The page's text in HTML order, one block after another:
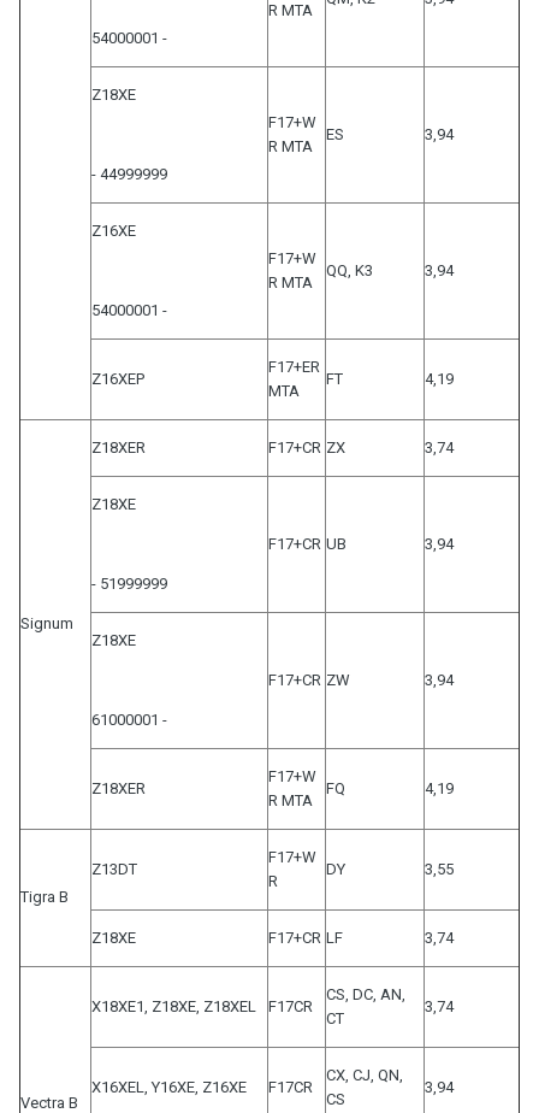
54000001 -
R MTA
Z18XE
- 44999999
F17+W
R MTA
ES 3,94
Z16XE
54000001 -
F17+W
R MTA
QQ, K3 3,94
Z16XEP
F17+ER
MTA
FT 4,19
Signum
Z18XER F17+CR ZX 3,74
Z18XE
- 51999999
F17+CR UB 3,94
Z18XE
61000001 -
F17+CR ZW 3,94
Z18XER
F17+W
R MTA
FQ 4,19
Tigra B
Z13DT
F17+W
R
DY 3,55
Z18XE F17+CR LF 3,74
Vectra B
X18XE1, Z18XE, Z18XEL F17CR
CS, DC, AN,
CT
3,74
X16XEL, Y16XE, Z16XE F17CR
CX, CJ, QN,
CS
3,94